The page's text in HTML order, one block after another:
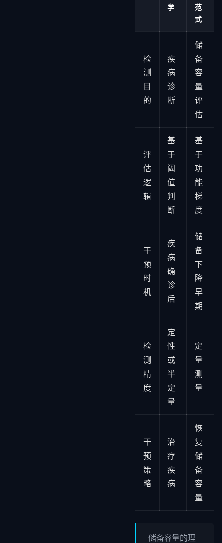
学
范
式
检
测
目
的
疾
病
诊
断
储
备
容
量
评
估
评
估
逻
辑
基
于
阈
值
判
断
基
于
功
能
梯
度
干
预
时
机
疾
病
确
诊
后
储
备
下
降
早
期
检
测
精
度
定
性
或
半
定
量
定
量
测
量
干
预
策
略
治
疗
疾
病
恢
复
储
备
容
量
储备容量的理